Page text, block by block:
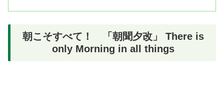
朝こそすべて！ 「朝聞夕改」 There is
only Morning in all things